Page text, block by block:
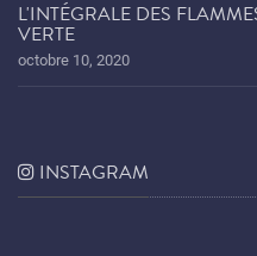
L'INTÉGRALE DES
VERTE
octobre 10, 2020
INSTAGRAM